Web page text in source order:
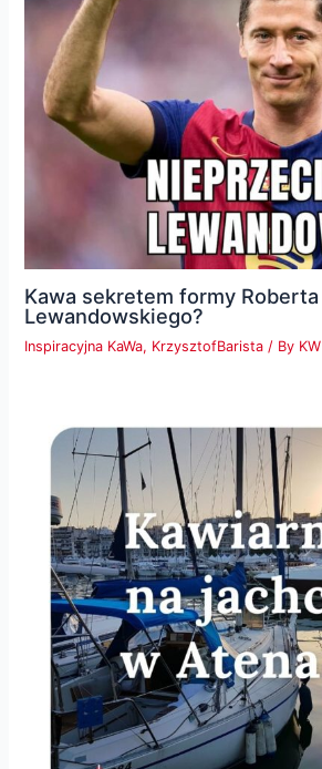
Kawa sekretem formy Roberta
Lewandowskiego?
Inspiracyjna KaWa, KrzysztofBarista / By KW